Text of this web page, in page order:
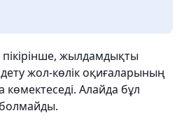
жылдамдықты
жол-көлік оқиғаларының
көмектеседі. Алайда бұл